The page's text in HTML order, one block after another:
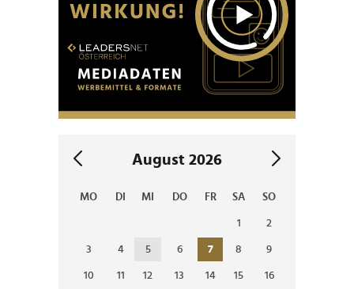
August 2026
MO DI MI DO FR SA SO
1 2
3 4 5 6 7 8 9
10 11 12 13 14 15 16